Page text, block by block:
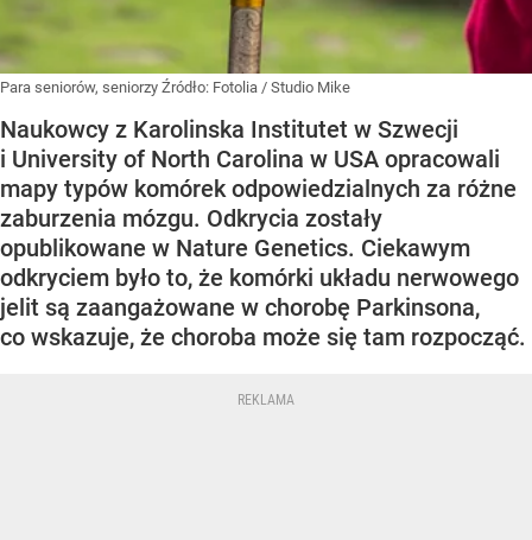
Para seniorów, seniorzy Źródło: Fotolia / Studio Mike
Naukowcy z Karolinska Institutet w Szwecji
i University of North Carolina w USA opracowali
mapy typów komórek odpowiedzialnych za różne
zaburzenia mózgu. Odkrycia zostały
opublikowane w Nature Genetics. Ciekawym
odkryciem było to, że komórki układu nerwowego
jelit są zaangażowane w chorobę Parkinsona,
co wskazuje, że choroba może się tam rozpocząć.